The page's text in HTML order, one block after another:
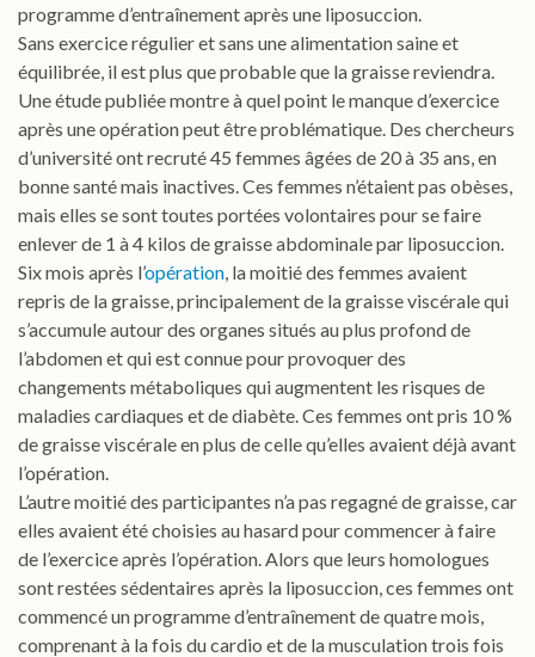
programme d’entraînement après une liposuccion.
Sans exercice régulier et sans une alimentation saine et
équilibrée, il est plus que probable que la graisse reviendra.
Une étude publiée montre à quel point le manque d’exercice
après une opération peut être problématique. Des chercheurs
d’université ont recruté 45 femmes âgées de 20 à 35 ans, en
bonne santé mais inactives. Ces femmes n’étaient pas obèses,
mais elles se sont toutes portées volontaires pour se faire
enlever de 1 à 4 kilos de graisse abdominale par liposuccion.
Six mois après l’opération , la moitié des femmes avaient
repris de la graisse, principalement de la graisse viscérale qui
s’accumule autour des organes situés au plus profond de
l’abdomen et qui est connue pour provoquer des
changements métaboliques qui augmentent les risques de
maladies cardiaques et de diabète. Ces femmes ont pris 10 %
de graisse viscérale en plus de celle qu’elles avaient déjà avant
l’opération.
L’autre moitié des participantes n’a pas regagné de graisse, car
elles avaient été choisies au hasard pour commencer à faire
de l’exercice après l’opération. Alors que leurs homologues
sont restées sédentaires après la liposuccion, ces femmes ont
commencé un programme d’entraînement de quatre mois,
comprenant à la fois du cardio et de la musculation trois fois